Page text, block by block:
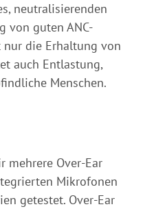
neutralisierenden
von guten ANC-
die Erhaltung von
auch Entlastung,
Menschen.
mehrere Over-Ear
Mikrofonen
getestet. Over-Ear